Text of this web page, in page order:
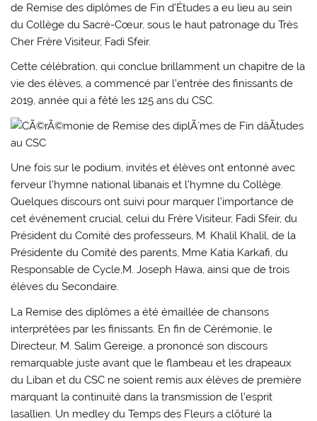
de Remise des diplômes de Fin d’Études a eu lieu au sein
du Collège du Sacré-Cœur, sous le haut patronage du Très
Cher Frère Visiteur, Fadi Sfeir.
Cette célébration, qui conclue brillamment un chapitre de la
vie des élèves, a commencé par l’entrée des finissants de
2019, année qui a fêté les 125 ans du CSC.
Une fois sur le podium, invités et élèves ont entonné avec
ferveur l’hymne national libanais et l’hymne du Collège.
Quelques discours ont suivi pour marquer l’importance de
cet événement crucial, celui du Frère Visiteur, Fadi Sfeir, du
Président du Comité des professeurs, M. Khalil Khalil, de la
Présidente du Comité des parents, Mme Katia Karkafi, du
Responsable de Cycle,M. Joseph Hawa, ainsi que de trois
élèves du Secondaire.
La Remise des diplômes a été émaillée de chansons
interprétées par les finissants. En fin de Cérémonie, le
Directeur, M. Salim Gereige, a prononcé son discours
remarquable juste avant que le flambeau et les drapeaux
du Liban et du CSC ne soient remis aux élèves de première
marquant la continuité dans la transmission de l’esprit
lasallien. Un medley du Temps des Fleurs a clôturé la